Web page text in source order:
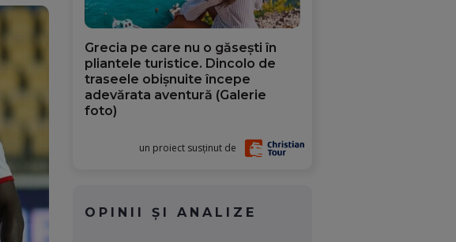
Grecia pe care nu o găsești în
pliantele turistice. Dincolo de
traseele obișnuite începe
adevărata aventură (Galerie
foto)
un proiect susținut de
OPINII ȘI ANALIZE